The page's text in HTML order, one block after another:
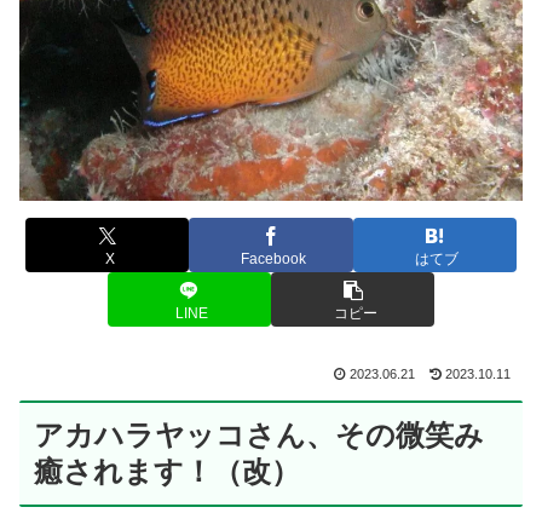
X Facebook はてブ
LINE コピー
2023.06.21 2023.10.11
アカハラヤッコさん、その微笑み
癒されます！（改）